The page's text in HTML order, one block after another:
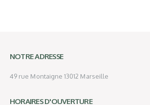
NOTRE ADRESSE
49 rue Montaigne 13012 Marseille
HORAIRES D'OUVERTURE